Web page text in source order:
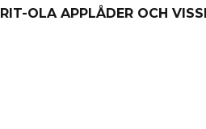
RIT-OLA APPLÅDER OCH